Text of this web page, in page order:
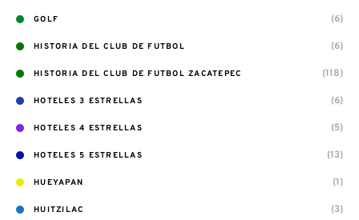
GOLF (6)
HISTORIA DEL CLUB DE FUTBOL (6)
HISTORIA DEL CLUB DE FUTBOL ZACATEPEC (118)
HOTELES 3 ESTRELLAS (6)
HOTELES 4 ESTRELLAS (5)
HOTELES 5 ESTRELLAS (13)
HUEYAPAN (1)
HUITZILAC (3)